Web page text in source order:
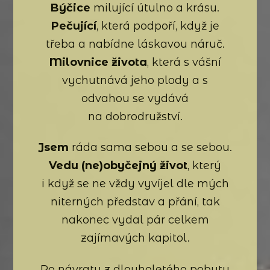
Býčice milující útulno a krásu.
Pečující, která podpoří, když je
třeba a nabídne láskavou náruč.
Milovnice života, která s vášní
vychutnává jeho plody a s
odvahou se vydává
na dobrodružství.
Jsem ráda sama sebou a se sebou.
Vedu (ne)obyčejný život, který
i když se ne vždy vyvíjel dle mých
niterných představ a přání, tak
nakonec vydal pár celkem
zajímavých kapitol.